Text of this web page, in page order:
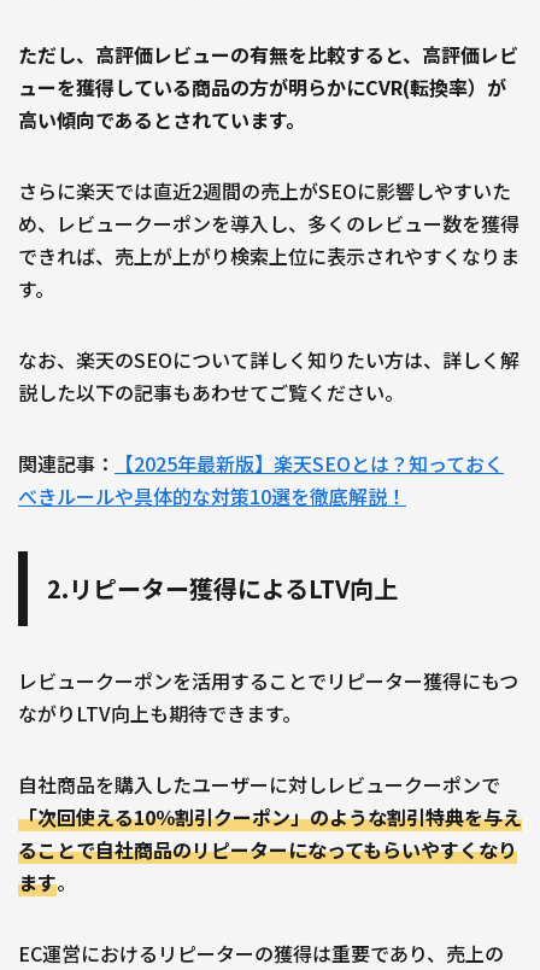
ただし、高評価レビューの有無を比較すると、高評価レビ
ューを獲得している商品の方が明らかにCVR(転換率）が
高い傾向であるとされています。
さらに楽天では直近2週間の売上がSEOに影響しやすいた
め、レビュークーポンを導入し、多くのレビュー数を獲得
できれば、売上が上がり検索上位に表示されやすくなりま
す。
なお、楽天のSEOについて詳しく知りたい方は、詳しく解
説した以下の記事もあわせてご覧ください。
関連記事：
【2025年最新版】楽天SEOとは？知っておく
べきルールや具体的な対策10選を徹底解説！
2.リピーター獲得によるLTV向上
レビュークーポンを活用することでリピーター獲得にもつ
ながりLTV向上も期待できます。
自社商品を購入したユーザーに対しレビュークーポンで
「次回使える10％割引クーポン」のような割引特典を与え
ることで自社商品のリピーターになってもらいやすくなり
ます。
EC運営におけるリピーターの獲得は重要であり、売上の